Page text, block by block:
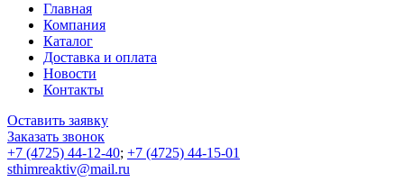
Главная
Компания
Каталог
Доставка и оплата
Новости
Контакты
Оставить заявку
Заказать звонок
+7 (4725) 44-12-40; +7 (4725) 44-15-01
sthimreaktiv@mail.ru